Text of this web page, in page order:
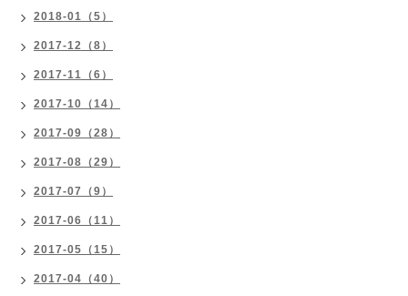
2018-01（5）
2017-12（8）
2017-11（6）
2017-10（14）
2017-09（28）
2017-08（29）
2017-07（9）
2017-06（11）
2017-05（15）
2017-04（40）